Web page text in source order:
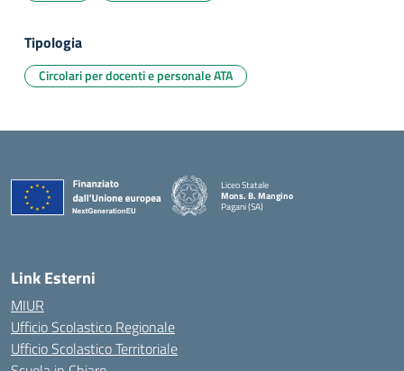
Tipologia
Circolari per docenti e personale ATA
Liceo Statale
Mons. B. Mangino
Pagani (SA)
— Visita la pagina iniziale della scuola
Link Esterni
MIUR
Ufficio Scolastico Regionale
Ufficio Scolastico Territoriale